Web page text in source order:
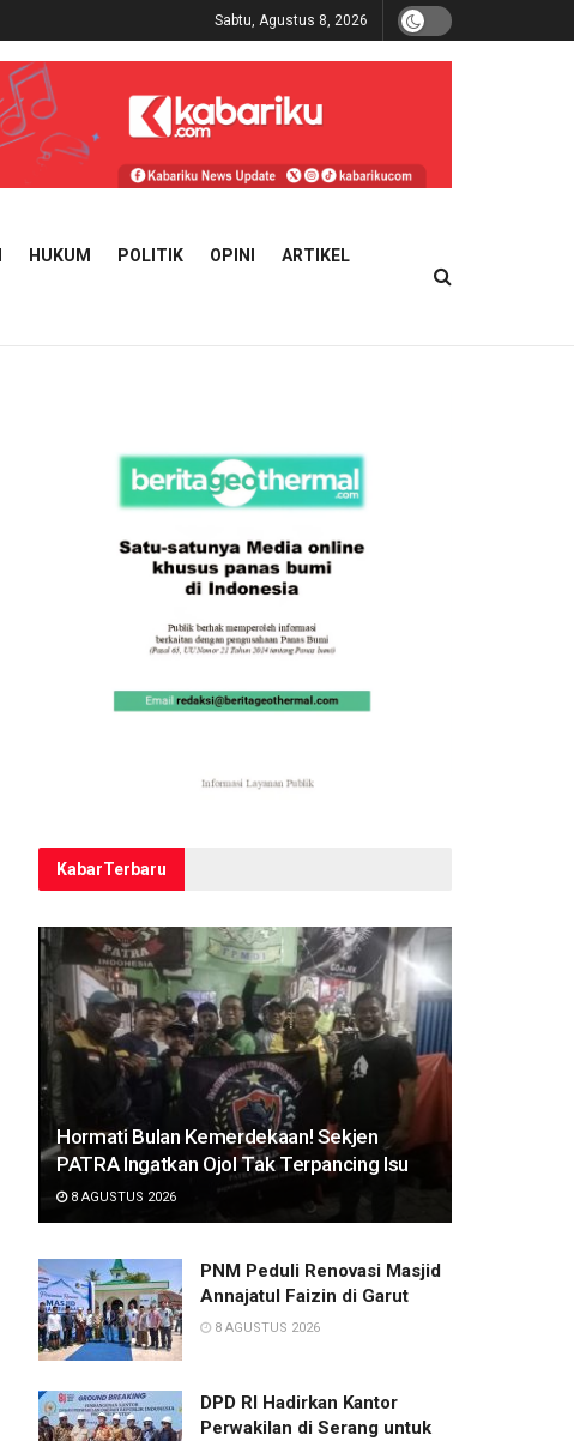
Sabtu, Agustus 8, 2026
HUKUM POLITIK OPINI ARTIKEL
KabarTerbaru
Hormati Bulan Kemerdekaan! Sekjen
PATRA Ingatkan Ojol Tak Terpancing Isu
8 AGUSTUS 2026
PNM Peduli Renovasi Masjid
Annajatul Faizin di Garut
8 AGUSTUS 2026
DPD RI Hadirkan Kantor
Perwakilan di Serang untuk